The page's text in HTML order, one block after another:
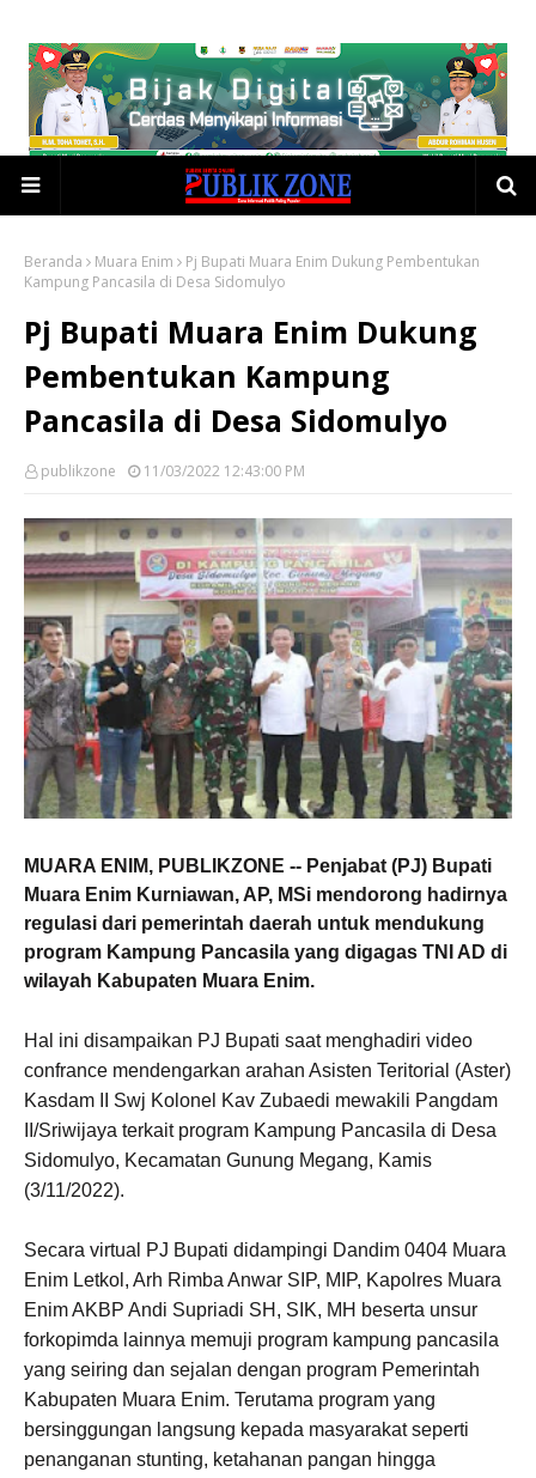
Beranda Muara Enim
Pj Bupati Muara Enim Dukung Pembentukan
Kampung Pancasila di Desa Sidomulyo
Pj Bupati Muara Enim Dukung
Pembentukan Kampung
Pancasila di Desa Sidomulyo
publikzone 11/03/2022 12:43:00 PM
MUARA ENIM, PUBLIKZONE -- Penjabat (PJ) Bupati
Muara Enim Kurniawan, AP, MSi mendorong hadirnya
regulasi dari pemerintah daerah untuk mendukung
program Kampung Pancasila yang digagas TNI AD di
wilayah Kabupaten Muara Enim.
Hal ini disampaikan PJ Bupati saat menghadiri video
confrance mendengarkan arahan Asisten Teritorial (Aster)
Kasdam II Swj Kolonel Kav Zubaedi mewakili Pangdam
II/Sriwijaya terkait program Kampung Pancasila di Desa
Sidomulyo, Kecamatan Gunung Megang, Kamis
(3/11/2022).
Secara virtual PJ Bupati didampingi Dandim 0404 Muara
Enim Letkol, Arh Rimba Anwar SIP, MIP, Kapolres Muara
Enim AKBP Andi Supriadi SH, SIK, MH beserta unsur
forkopimda lainnya memuji program kampung pancasila
yang seiring dan sejalan dengan program Pemerintah
Kabupaten Muara Enim. Terutama program yang
bersinggungan langsung kepada masyarakat seperti
penanganan stunting, ketahanan pangan hingga